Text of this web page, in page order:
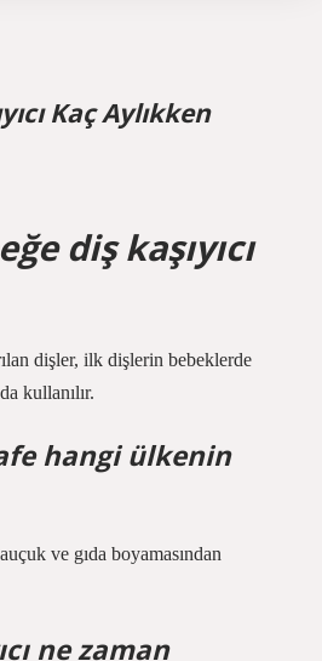
Kaç Aylıkken
diş kaşıyıcı
dişler, ilk dişlerin bebeklerde
kullanılır.
hangi ülkenin
ve gıda boyamasından
ne zaman